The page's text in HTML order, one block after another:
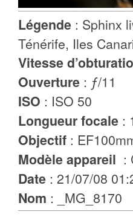
Légende : Sphinx
Ténérife, Iles
Vitesse
Ouverture : ƒ/11
ISO : ISO 50
Longueur focale :
Objectif :
Modèle appareil :
Date : 21/07/08
Nom : _MG_8170